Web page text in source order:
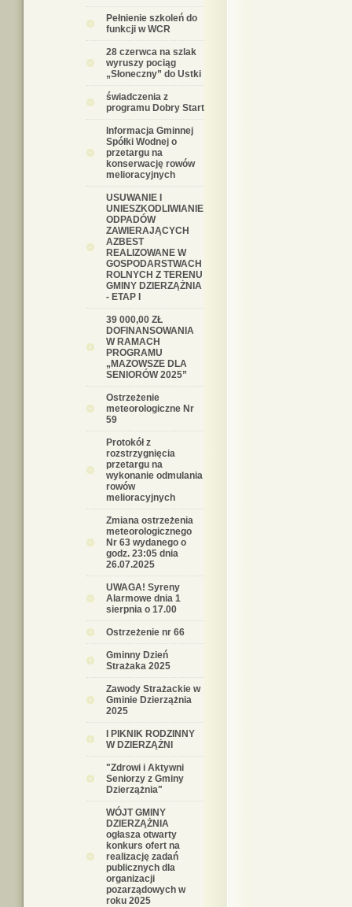
Pełnienie szkoleń do
funkcji w WCR
28 czerwca na szlak
wyruszy pociąg
„Słoneczny” do Ustki
świadczenia z
programu Dobry Start
Informacja Gminnej
Spółki Wodnej o
przetargu na
konserwację rowów
melioracyjnych
USUWANIE I
UNIESZKODLIWIANIE
ODPADÓW
ZAWIERAJĄCYCH
AZBEST
REALIZOWANE W
GOSPODARSTWACH
ROLNYCH Z TERENU
GMINY DZIERZĄŻNIA
- ETAP I
39 000,00 ZŁ
DOFINANSOWANIA
W RAMACH
PROGRAMU
„MAZOWSZE DLA
SENIORÓW 2025”
Ostrzeżenie
meteorologiczne Nr
59
Protokół z
rozstrzygnięcia
przetargu na
wykonanie odmulania
rowów
melioracyjnych
Zmiana ostrzeżenia
meteorologicznego
Nr 63 wydanego o
godz. 23:05 dnia
26.07.2025
UWAGA! Syreny
Alarmowe dnia 1
sierpnia o 17.00
Ostrzeżenie nr 66
Gminny Dzień
Strażaka 2025
Zawody Strażackie w
Gminie Dzierzążnia
2025
I PIKNIK RODZINNY
W DZIERZĄŻNI
"Zdrowi i Aktywni
Seniorzy z Gminy
Dzierzążnia"
WÓJT GMINY
DZIERZĄŻNIA
ogłasza otwarty
konkurs ofert na
realizację zadań
publicznych dla
organizacji
pozarządowych w
roku 2025